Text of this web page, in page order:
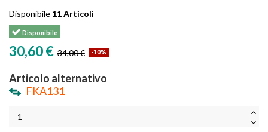
Disponibile 11 Articoli
Disponibile
30,60 € 34,00 € -10%
Articolo alternativo
FKA131